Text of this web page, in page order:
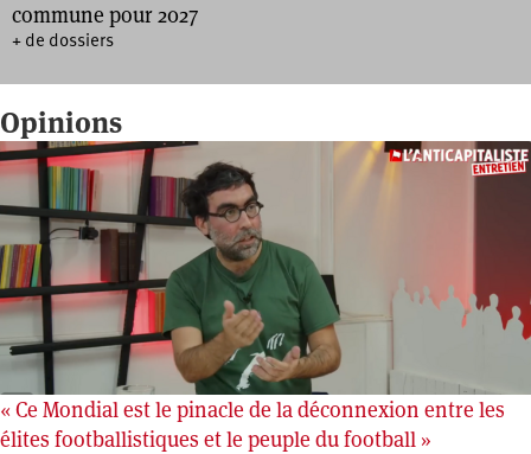
commune pour 2027
+ de dossiers
Opinions
« Ce Mondial est le pinacle de la déconnexion entre les
élites footballistiques et le peuple du football »